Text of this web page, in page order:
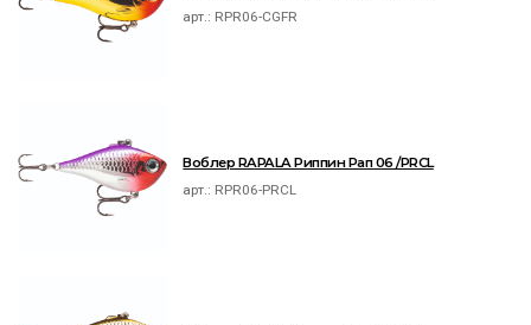
арт.: RPR06-CGFR
Воблер RAPALA Риппин Рап 06 /PRCL
арт.: RPR06-PRCL